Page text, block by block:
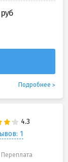
Подробнее
1
Переплата